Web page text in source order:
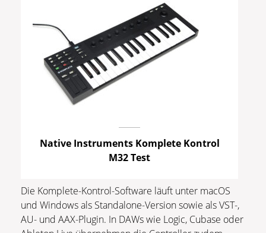
Native Instruments Komplete Kontrol
M32 Test
Die Komplete-Kontrol-Software läuft unter macOS
und Windows als Standalone-Version sowie als VST-,
AU- und AAX-Plugin. In DAWs wie Logic, Cubase oder